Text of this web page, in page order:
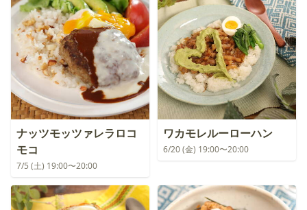
ナッツモッツァレラロコ
モコ
7/5 (土) 19:00〜20:00
ワカモレルーローハン
6/20 (金) 19:00〜20:00